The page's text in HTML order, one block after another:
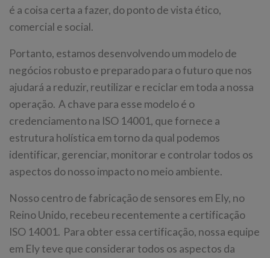
é a coisa certa a fazer, do ponto de vista ético,
comercial e social.
Portanto, estamos desenvolvendo um modelo de
negócios robusto e preparado para o futuro que nos
ajudará a reduzir, reutilizar e reciclar em toda a nossa
operação. A chave para esse modelo é o
credenciamento na ISO 14001, que fornece a
estrutura holística em torno da qual podemos
identificar, gerenciar, monitorar e controlar todos os
aspectos do nosso impacto no meio ambiente.
Nosso centro de fabricação de sensores em Ely, no
Reino Unido, recebeu recentemente a certificação
ISO 14001. Para obter essa certificação, nossa equipe
em Ely teve que considerar todos os aspectos da